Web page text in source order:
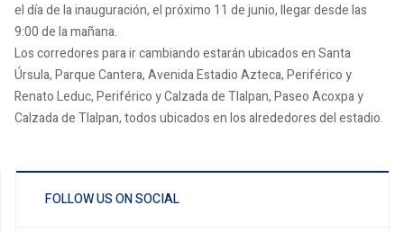
el día de la inauguración, el próximo 11 de junio, llegar desde las
9:00 de la mañana.
Los corredores para ir cambiando estarán ubicados en Santa
Úrsula, Parque Cantera, Avenida Estadio Azteca, Periférico y
Renato Leduc, Periférico y Calzada de Tlalpan, Paseo Acoxpa y
Calzada de Tlalpan, todos ubicados en los alrededores del estadio.
FOLLOW US ON SOCIAL